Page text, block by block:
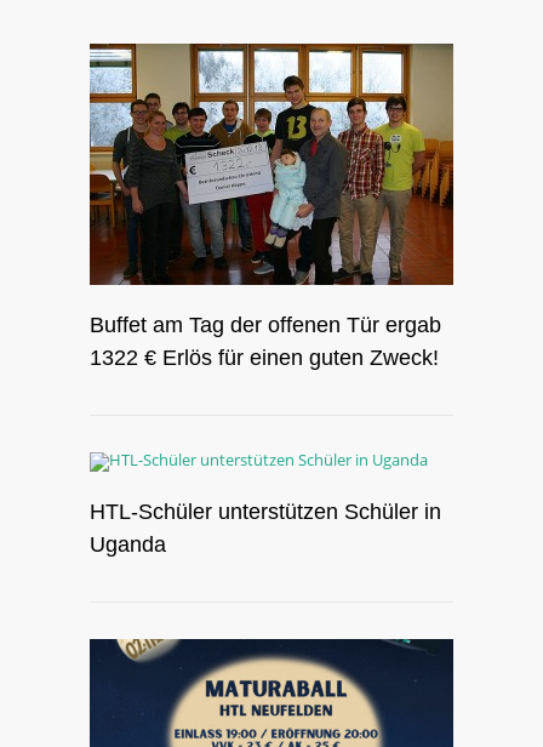
Buffet am Tag der offenen Tür ergab
1322 € Erlös für einen guten Zweck!
HTL-Schüler unterstützen Schüler in
Uganda